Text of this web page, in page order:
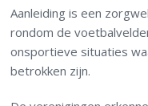
Aanleiding is een
rondom de
onsportieve situaties
betrokken zijn.